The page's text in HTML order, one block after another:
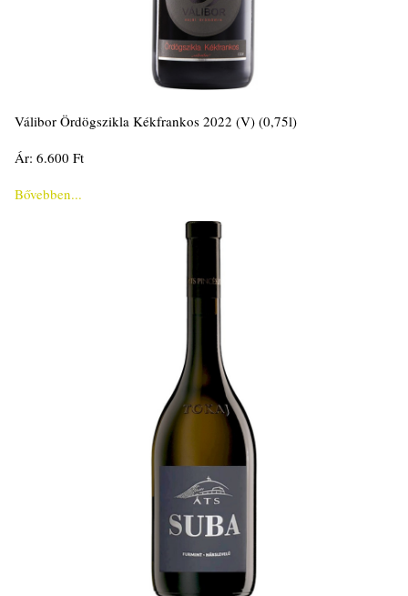
Válibor Ördögszikla Kékfrankos 2022 (V) (0,75l)
Ár: 6.600 Ft
Bővebben...